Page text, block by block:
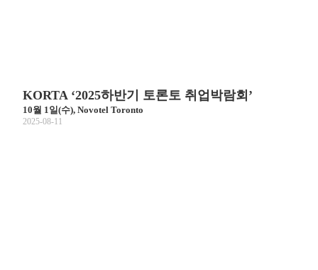
KORTA ‘2025하반기 토론토 취업박람회’
10월 1일(수), Novotel Toronto
2025-08-11